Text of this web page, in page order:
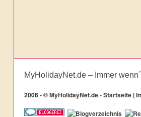
MyHolidayNet.de – Immer
2006 -©MyHolidayNet.de - Startseite |